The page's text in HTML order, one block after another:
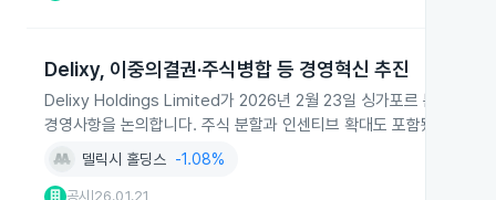
Delixy, 이중의결권·주식병합 등 경영혁신 추진
Delixy Holdings Limited가 2026년 2월 23일 싱가포르 본사에서 임
경영사항을 논의합니다. 주식 분할과 인센티브 확대도 포함됐습니다.
델릭시 홀딩스 -1.08%
공시 26.01.21